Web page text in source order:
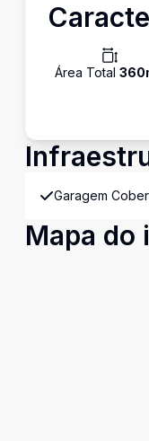
Área Total 360
Garagem
Mapa do